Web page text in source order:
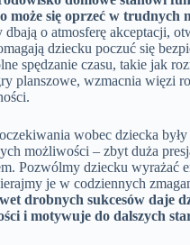
może się oprzeć w trudnych
o atmosferę akceptacji,
dziecku poczuć się
spędzanie czasu, takie jak
planszowe, wzmacnia więzi
wobec dziecka
możliwości – zbyt duża
Pozwólmy dziecku wyrażać
je w codziennych
drobnych sukcesów daje
i motywuje do dalszych